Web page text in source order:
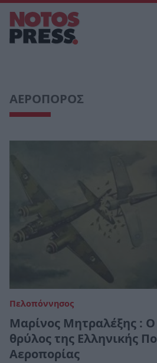
ΑΕΡΟΠΟΡΟΣ
Πελοπόννησος
Μαρίνος Μητραλέξης : Ο
θρύλος της Ελληνικής
Αεροπορίας